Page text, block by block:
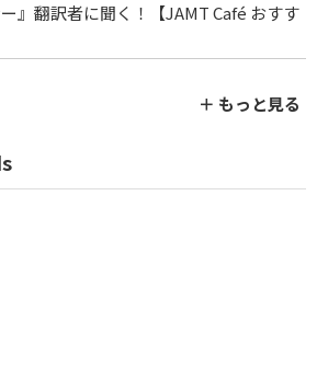
』翻訳者に聞く！【JAMT Café おすす
＋ もっと見る